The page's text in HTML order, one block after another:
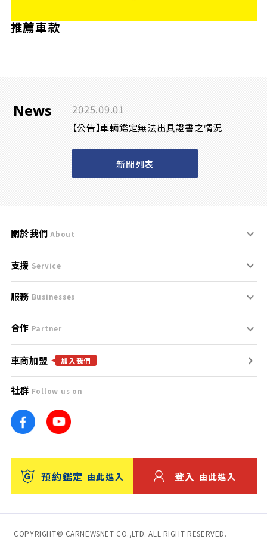
推薦車款
News 2025.09.01
【公告】車輛鑑定無法出具證書之情況
新聞列表
關於我們 About
刊登規範
服務條款
免責聲明
隱私權政策
團隊
車訊網
台灣優良中古車商大獎
支援 Service
支援中心
聯絡我們
服務 Businesses
什麼是Goo鑑定？
找好車
找好店
找海外車
消費者評價
合作 Partner
合作夥伴
廣告合作
車商加盟 加入我們
社群 Follow us on
預約鑑定 由此進入 登入 由此進入
COPYRIGHT© CARNEWSNET CO.,LTD. ALL RIGHT RESERVED.